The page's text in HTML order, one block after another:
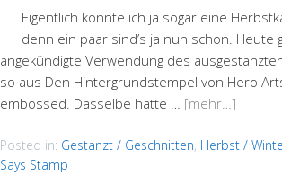
Eigentlich könnte ich ja sogar eine
denn ein paar sind’s ja nun schon.
angekündigte Verwendung des
so aus Den Hintergrundstempel von Hero
embossed. Dasselbe hatte … [mehr…]
Posted in: Gestanzt / Geschnitten, Herbst /
Says Stamp